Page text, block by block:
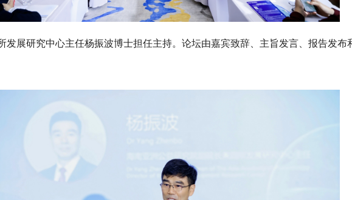
展研究中心主任杨振波博士担任主持。论坛由嘉宾致辞、主旨发言、报告发